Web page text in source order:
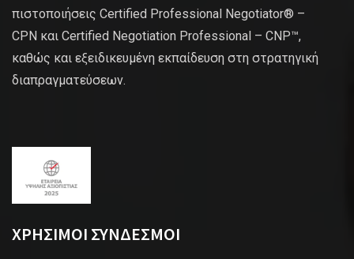
πιστοποιήσεις Certified Professional Negotiator® –
CPN και Certified Negotiation Professional – CNP™,
καθώς και εξειδικευμένη εκπαίδευση στη στρατηγική
διαπραγματεύσεων.
ΧΡΗΣΙΜΟΙ ΣΥΝΔΕΣΜΟΙ